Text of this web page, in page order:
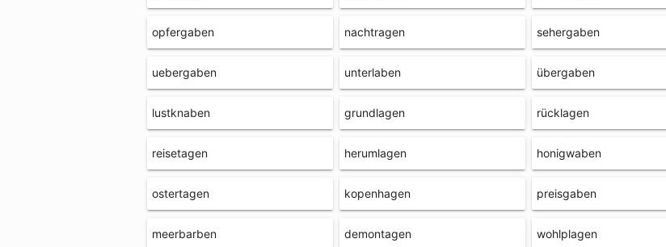
opfergaben nachtragen sehergaben
uebergaben unterlaben übergaben
lustknaben grundlagen rücklagen
reisetagen herumlagen honigwaben
ostertagen kopenhagen preisgaben
meerbarben demontagen wohlplagen